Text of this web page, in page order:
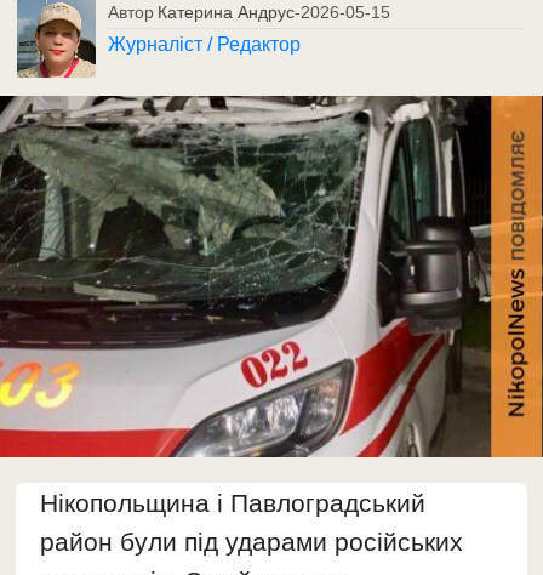
Автор Катерина Андрус-2026-05-15
Журналіст / Редактор
Нікопольщина і Павлоградський
район були під ударами російських